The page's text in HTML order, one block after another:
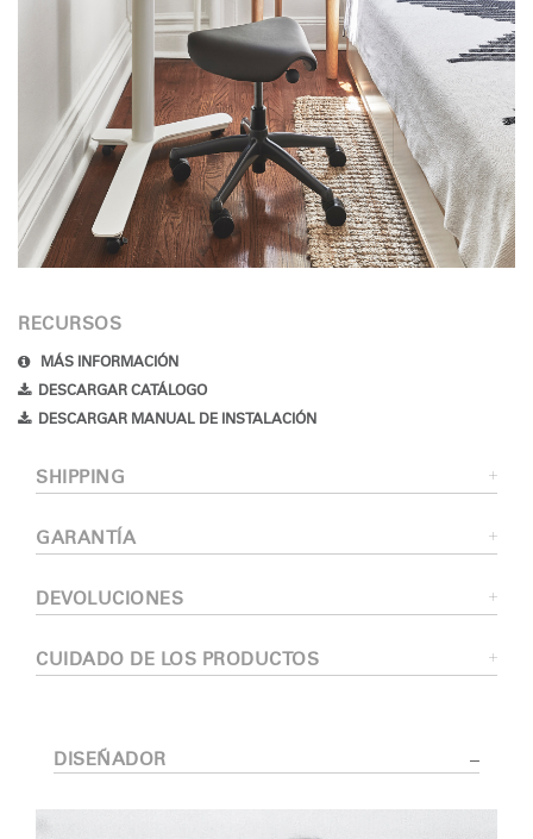
RECURSOS
MÁS INFORMACIÓN
DESCARGAR CATÁLOGO
DESCARGAR MANUAL DE INSTALACIÓN
SHIPPING
GARANTÍA
DEVOLUCIONES
CUIDADO DE LOS PRODUCTOS
DISEÑADOR